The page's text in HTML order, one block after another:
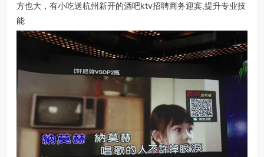
方也大，有小吃送杭州新开的酒吧ktv招聘商务迎宾,提升专业技
能